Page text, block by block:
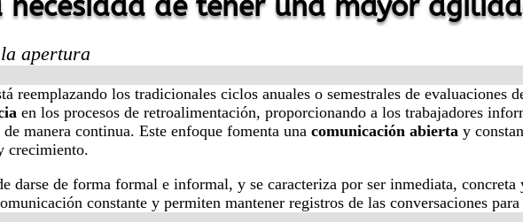
apertura
reemplazando los tradicionales ciclos anuales o semestrales de evaluaciones
en los procesos de retroalimentación, proporcionando a los trabajadores
manera continua. Este enfoque fomenta una comunicación abierta y
crecimiento.
darse de forma formal e informal, y se caracteriza por ser inmediata,
constante y permiten mantener registros de las conversaciones